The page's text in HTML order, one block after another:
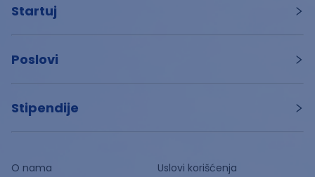
Startuj
Poslovi
Stipendije
O nama Uslovi korišćenja